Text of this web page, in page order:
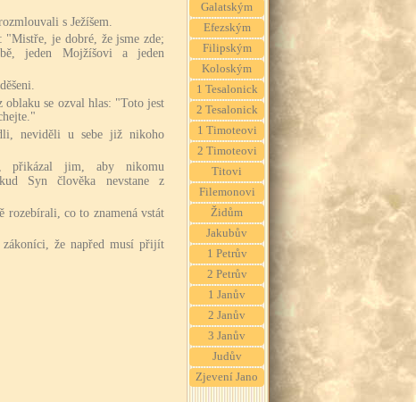
s Ježíšem.
je dobré, že jsme zde;
jeden Mojžíšovi a jeden
se ozval hlas: "Toto jest
neviděli u sebe již nikoho
přikázal jim, aby nikomu
Syn člověka nevstane z
rozebírali, co to znamená vstát
že napřed musí přijít
Galatským
Efezským
Filipským
Koloským
1 Tesalonick
2 Tesalonick
1 Timoteovi
2 Timoteovi
Titovi
Filemonovi
Židům
Jakubův
1 Petrův
2 Petrův
1 Janův
2 Janův
3 Janův
Judův
Zjevení Jano